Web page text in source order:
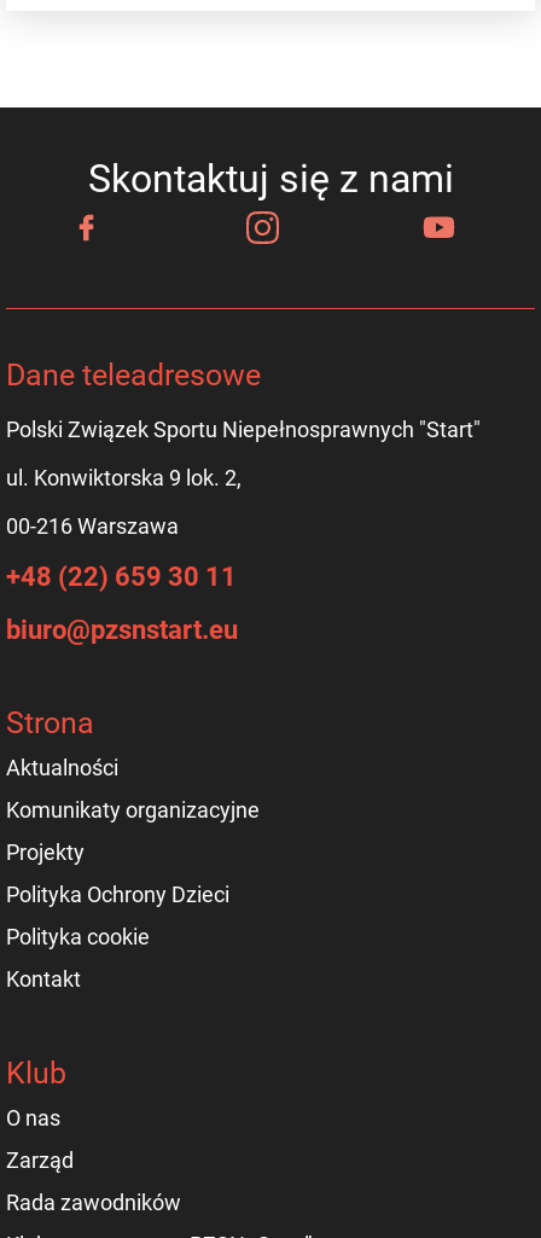
Skontaktuj się z nami
Dane teleadresowe
Polski Związek Sportu Niepełnosprawnych "Start"
ul. Konwiktorska 9 lok. 2,
00-216 Warszawa
+48 (22) 659 30 11
biuro@pzsnstart.eu
Strona
Aktualności
Komunikaty organizacyjne
Projekty
Polityka Ochrony Dzieci
Polityka cookie
Kontakt
Klub
O nas
Zarząd
Rada zawodników